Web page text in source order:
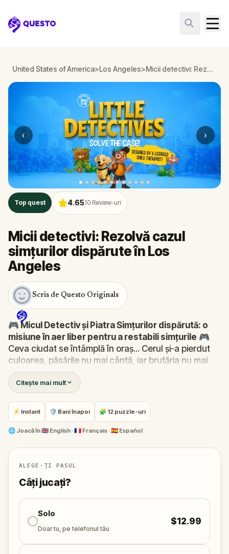
Questo
United States of America>Los Angeles> Micii detectivi: Rezolvă cazul simțurilor dispărute în Los Angeles
‹ ›
Top quest 4.6510 Review-uri
Micii detectivi: Rezolvă cazul
simțurilor dispărute în Los
Angeles
Scris de Questo Originals
🎮 Micul Detectiv și Piatra Simțurilor dispărută: o
misiune în aer liber pentru a restabili simțurile 🎮
Ceva ciudat se întâmplă în oraș... Cerul și-a pierdut
culoarea, păsările nu mai cântă, iar brutăria nu mai
miroase a prăjituri proaspete. Piatra Simțurilor - sursa
văzului, auzului, mirosului, gustului și atingerii - a
dispărut!
Robert primește un apel pe Hug-O-Fon. Imediat, se
transformă înMicul Detectivși își adună echipa de
încredere:Pandi, Rocky, Sandy și Zee
readuce la locul ei în inima orașului.
Cine a furat Piatra Simțurilor?
rezolve enigma, să urmărească indiciile și să aducă
Piatra înapoi înainte de a fi prea târziu?
🌈 Alătură-teMicului Detectivîn această aventură
colorată în aer liber pentru
Citește mai mult
⚡ Instant 🛡 Bani înapoi 🧩 12 puzzle-uri
🌐 Joacă în🇬🇧 English · 🇫🇷 Français · 🇪🇸 Español
ALEGE-ȚI PASUL
Câți jucați?
Solo
Doar tu, pe telefonul tău
$12.99